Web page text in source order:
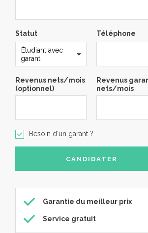
Statut Téléphone
Revenus nets/mois
(optionnel)
Revenus
nets/mois
Besoin d'un garant ?
Garantie du meilleur prix
Service gratuit